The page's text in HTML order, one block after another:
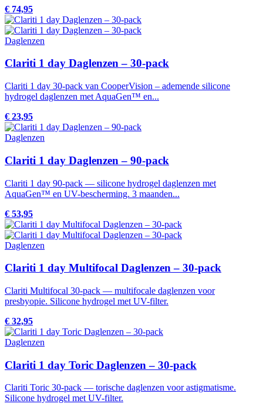
€ 74,95
Daglenzen
Clariti 1 day Daglenzen – 30-pack
Clariti 1 day 30-pack van CooperVision – ademende silicone
hydrogel daglenzen met AquaGen™ en...
€ 23,95
Daglenzen
Clariti 1 day Daglenzen – 90-pack
Clariti 1 day 90-pack — silicone hydrogel daglenzen met
AquaGen™ en UV-bescherming. 3 maanden...
€ 53,95
Daglenzen
Clariti 1 day Multifocal Daglenzen – 30-pack
Clariti Multifocal 30-pack — multifocale daglenzen voor
presbyopie. Silicone hydrogel met UV-filter.
€ 32,95
Daglenzen
Clariti 1 day Toric Daglenzen – 30-pack
Clariti Toric 30-pack — torische daglenzen voor astigmatisme.
Silicone hydrogel met UV-filter.